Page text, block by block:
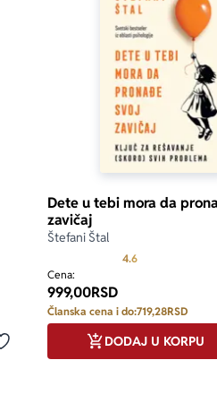
Dodaj u omiljene
Dete u tebi mora da
zavičaj
Štefani Štal
4.6Prosecna ocena
Cena:
999,00RSD
Članska cena i do:719,28RSD
DODAJ U KORPU